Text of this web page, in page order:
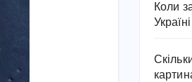
Коли
Україні